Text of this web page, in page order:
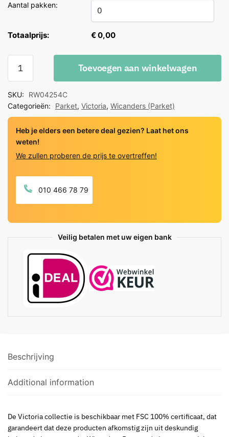
Aantal pakken:
Totaalprijs: € 0,00
Victoria
Eiken
Rustiek
quantity
Toevoegen aan winkelwagen
SKU:
RW04254C
Categorieën:
Parket, Victoria, Wicanders (Parket)
Heb je elders een betere deal gezien? Laat het ons
weten!
We zullen proberen de prijs te overtreffen!
010 466 78 79
Veilig betalen met uw eigen bank
Beschrijving
Additional information
De Victoria collectie is beschikbaar met FSC 100% certificaat, dat
garandeert dat deze producten afkomstig zijn uit deskundig